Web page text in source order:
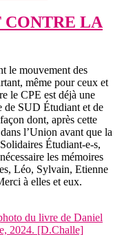
CONTRE LA
le mouvement des
même pour ceux et
le CPE est déjà une
de SUD Étudiant et de
dont, après cette
l’Union avant que la
Étudiant-e-s,
les mémoires
Léo, Sylvain, Etienne
à elles et eux.